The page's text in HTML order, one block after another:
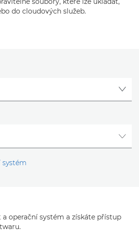
do cloudových služeb.
systém
operační systém a získáte přístup